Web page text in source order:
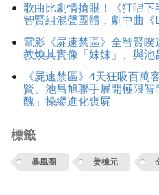
歌曲比劇情搶眼！《狂唱
智賢組混聲團體，劇中曲《
電影《屍速禁區》全智賢
教煥其實像「妹妹」、與池
《屍速禁區》4天狂吸百萬
賢、池昌旭聯手展開極限
醜」操縱進化喪屍
標籤
暴風圈 姜棟元